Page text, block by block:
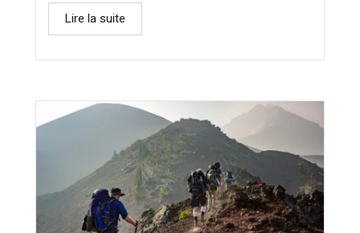
Lire la suite